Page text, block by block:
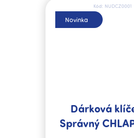
Novinka
Dárková
Správný
Kód: NUDCZ0001